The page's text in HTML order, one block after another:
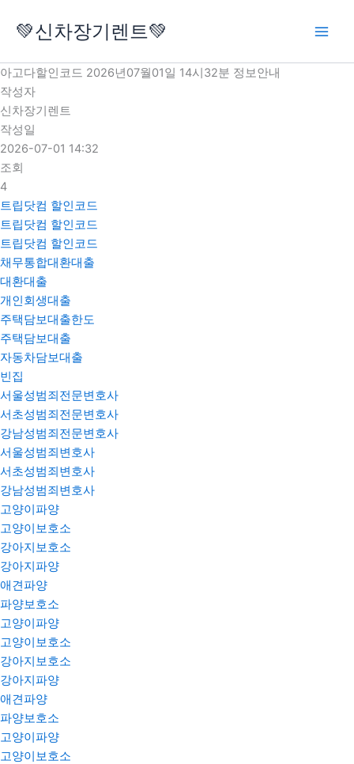
로
건
너
뛰
기
💚신차장기렌트💚
아고다할인코드 2026년07월01일 14시32분 정보안내
작성자
신차장기렌트
작성일
2026-07-01 14:32
조회
4
트립닷컴 할인코드
트립닷컴 할인코드
트립닷컴 할인코드
채무통합대환대출
대환대출
개인회생대출
주택담보대출한도
주택담보대출
자동차담보대출
빈집
서울성범죄전문변호사
서초성범죄전문변호사
강남성범죄전문변호사
서울성범죄변호사
서초성범죄변호사
강남성범죄변호사
고양이파양
고양이보호소
강아지보호소
강아지파양
애견파양
파양보호소
고양이파양
고양이보호소
강아지보호소
강아지파양
애견파양
파양보호소
고양이파양
고양이보호소